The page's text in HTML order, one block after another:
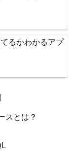
るかわかるアプ
スとは？